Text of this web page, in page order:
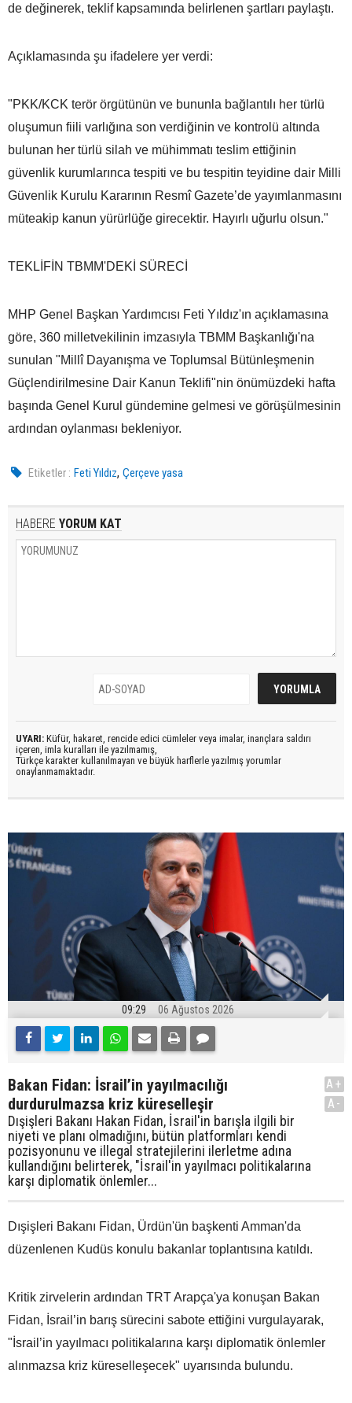
de değinerek, teklif kapsamında belirlenen şartları paylaştı.
Açıklamasında şu ifadelere yer verdi:
"PKK/KCK terör örgütünün ve bununla bağlantılı her türlü
oluşumun fiili varlığına son verdiğinin ve kontrolü altında
bulunan her türlü silah ve mühimmatı teslim ettiğinin
güvenlik kurumlarınca tespiti ve bu tespitin teyidine dair Milli
Güvenlik Kurulu Kararının Resmî Gazete’de yayımlanmasını
müteakip kanun yürürlüğe girecektir. Hayırlı uğurlu olsun."
TEKLİFİN TBMM'DEKİ SÜRECİ
MHP Genel Başkan Yardımcısı Feti Yıldız'ın açıklamasına
göre, 360 milletvekilinin imzasıyla TBMM Başkanlığı'na
sunulan "Millî Dayanışma ve Toplumsal Bütünleşmenin
Güçlendirilmesine Dair Kanun Teklifi"nin önümüzdeki hafta
başında Genel Kurul gündemine gelmesi ve görüşülmesinin
ardından oylanması bekleniyor.
Etiketler : Feti Yıldız,Çerçeve yasa
HABERE YORUM KAT
UYARI: Küfür, hakaret, rencide edici cümleler veya imalar, inançlara saldırı
içeren, imla kuralları ile yazılmamış,
Türkçe karakter kullanılmayan ve büyük harflerle yazılmış yorumlar
onaylanmamaktadır.
09:29 06 Ağustos 2026
Bakan Fidan: İsrail’in yayılmacılığı
durdurulmazsa kriz küreselleşir
Dışişleri Bakanı Hakan Fidan, İsrail'in barışla ilgili bir
niyeti ve planı olmadığını, bütün platformları kendi
pozisyonunu ve illegal stratejilerini ilerletme adına
kullandığını belirterek, "İsrail'in yayılmacı politikalarına
karşı diplomatik önlemler...
A+
A-
Dışişleri Bakanı Fidan, Ürdün'ün başkenti Amman'da
düzenlenen Kudüs konulu bakanlar toplantısına katıldı.
Kritik zirvelerin ardından TRT Arapça'ya konuşan Bakan
Fidan, İsrail’in barış sürecini sabote ettiğini vurgulayarak,
"İsrail’in yayılmacı politikalarına karşı diplomatik önlemler
alınmazsa kriz küreselleşecek" uyarısında bulundu.